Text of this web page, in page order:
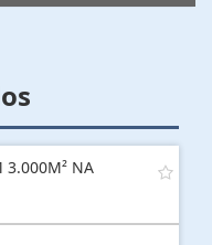
3.000M² NA